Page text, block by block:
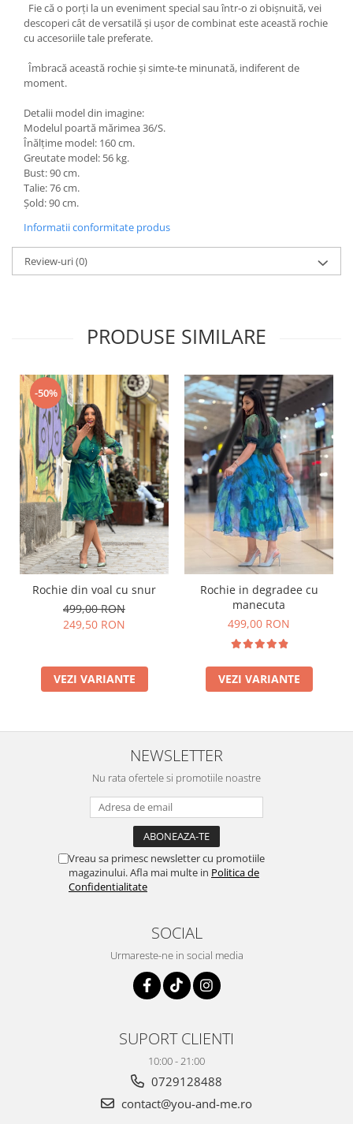
Fie că o porți la un eveniment special sau într-o zi obișnuită, vei
descoperi cât de versatilă și ușor de combinat este această rochie
cu accesoriile tale preferate.
Îmbracă această rochie și simte-te minunată, indiferent de
moment.
Detalii model din imagine:
Modelul poartă mărimea 36/S.
Înălțime model: 160 cm.
Greutate model: 56 kg.
Bust: 90 cm.
Talie: 76 cm.
Șold: 90 cm.
Informatii conformitate produs
Review-uri(0)
PRODUSE SIMILARE
-50%
Rochie din voal cu snur
499,00 RON
249,50 RON
VEZI VARIANTE
Rochie in degradee cu
manecuta
499,00 RON
VEZI VARIANTE
NEWSLETTER
Nu rata ofertele si promotiile noastre
Vreau sa primesc newsletter cu promotiile
magazinului. Afla mai multe in Politica de
Confidentialitate
SOCIAL
Urmareste-ne in social media
SUPORT CLIENTI
10:00 - 21:00
0729128488
contact@you-and-me.ro